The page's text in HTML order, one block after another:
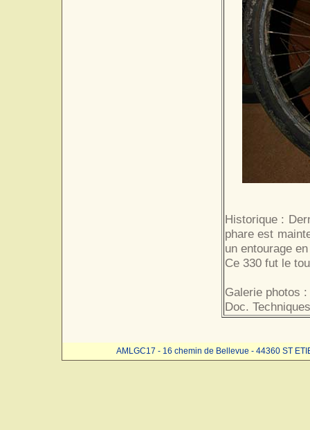
Historique :
phare est
un entourage
Ce 330 fut le
Galerie photos :
Doc.
AMLGC17 - 16 chemin de Bellevue - 44360 ST